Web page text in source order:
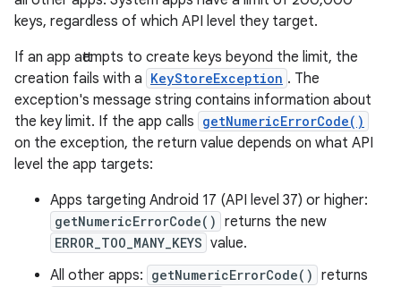
keys, regardless of which API level they target.
If an app attempts to create keys beyond the limit, the
creation fails with a KeyStoreException . The
exception's message string contains information about
the key limit. If the app calls getNumericErrorCode()
on the exception, the return value depends on what API
level the app targets:
Apps targeting Android 17 (API level 37) or higher:
getNumericErrorCode() returns the new
ERROR_TOO_MANY_KEYS value.
All other apps: getNumericErrorCode() returns